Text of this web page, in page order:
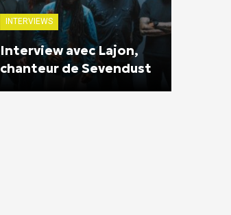
INTERVIEWS
Interview avec Lajon,
chanteur de Sevendust